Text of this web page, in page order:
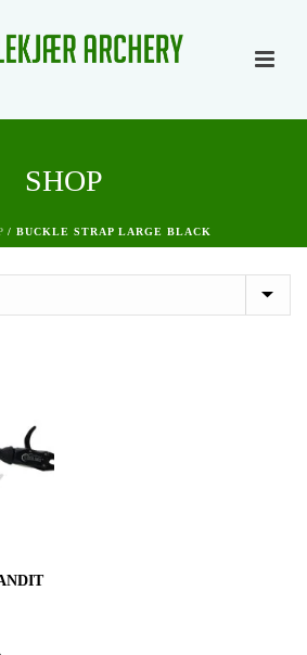
SHOP
/ BUCKLE STRAP LARGE BLACK